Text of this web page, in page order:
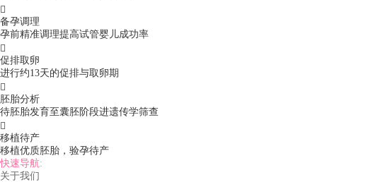

备孕调理
孕前精准调理提高试管婴儿成功率

促排取卵
进行约13天的促排与取卵期

胚胎分析
待胚胎发育至囊胚阶段进遗传学筛查

移植待产
移植优质胚胎，验孕待产
快速导航:
关于我们